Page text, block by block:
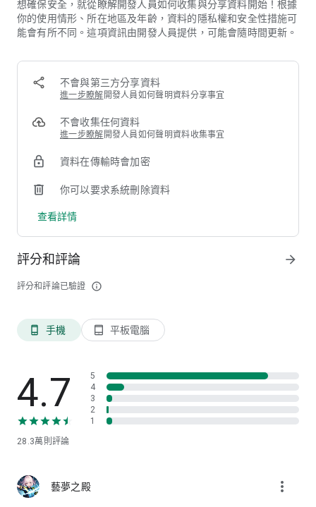
• QR code轉帳，或透過社群軟體發動付款，免記帳號也能「方
便轉」
• 刷卡額度即時調整、附加權益剩餘次數即時查詢，用卡超方便
看，還能設定匯率高低點智慧通知
• 基金、ETF/境外股票、債券、智能投資等多元理財，貼心提供
理財健診服務
服務
• 保險資訊即時掌握，保單健檢、查詢理賠與給付範圍、一手掌
• 存錢入帳、刷卡消費通知，任選社群、Email、手機推播通知方
• 多元繳費項目，主動偵測定期繳費需求，不怕漏繳各項帳單
【挺你的數位會員優惠】
OPENPOINT點數餘額即時查
點
禮，天天登入APP還可抽大獎
• 提供一鍵切換放大字體，舒適護眼無負擔
多項國際獎項共同肯定的數位銀行：
• 2026 The Asian Banker 臺灣最佳個人金融銀行
提醒你，為確保你的帳務安全，請於行動裝置安裝防護軟體；惟
想確保安全，就從瞭解開發人員如何收集與分享資料開始！根據
你的使用情形、所在地區及年齡，資料的隱私權和安全性措施可
能會有所不同。這項資訊由開發人員提供，可能會隨時間更新。
不會與第三方分享資料
進一步瞭解 開發人員如何聲明資料分享事宜
不會收集任何資料
進一步瞭解 開發人員如何聲明資料收集事宜
資料在傳輸時會加密
你可以要求系統刪除資料
查看詳情
評分和評論
評分和評論已驗證 info_outline
arrow_forward
phone_android 手機 tablet_android 平板電腦
4.7
28.3萬 則評論
5
4
3
2
1
藝夢之殿 more_vert